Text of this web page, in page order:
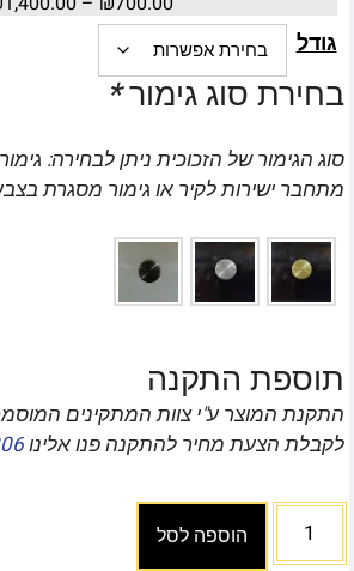
גודל
בחירת סוג גימור*
סוג הגימור של הזכוכית ניתן לבחירה:
מתחבר ישירות לקיר או גימור מסגרת
תוספת התקנה
התקנת המוצר ע"י צוות המתקינים
לקבלת הצעת מחיר להתקנה פנו אלינו
הוספה לסל